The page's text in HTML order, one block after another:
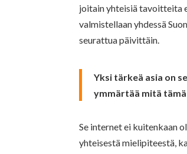
joitain yhteisiä tavoitteita
valmistellaan yhdessä
seurattua päivittäin.
Yksi tärkeä asia on
ymmärtää mitä
Se internet ei kuitenkaan
yhteisestä mielipiteestä,